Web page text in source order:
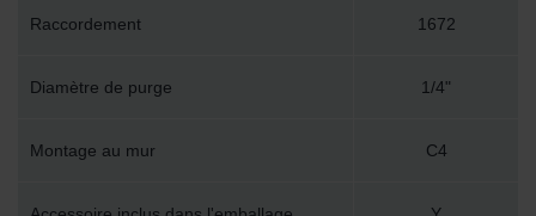
Raccordement 1672
Diamètre de purge 1/4"
Montage au mur C4